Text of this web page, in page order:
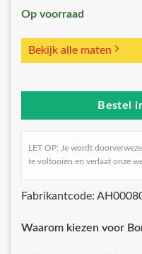
Op voorraad
Bekijk alle maten
Bestel
LET OP: Je wordt
te voltooien en verlaat onze
Fabrikantcode:
Waarom kiezen voor